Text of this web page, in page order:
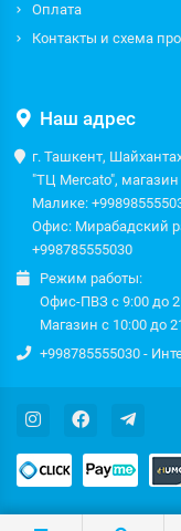
Оплата
Контакты и схема
Наш адрес
г. Ташкент,
"ТЦ Mercato",
Малике:
Офис: Мирабадский
+998785555030
Режим работы:
Офис-ПВЗ с 9:00 до
Магазин с 10:00 до
+998785555030 -